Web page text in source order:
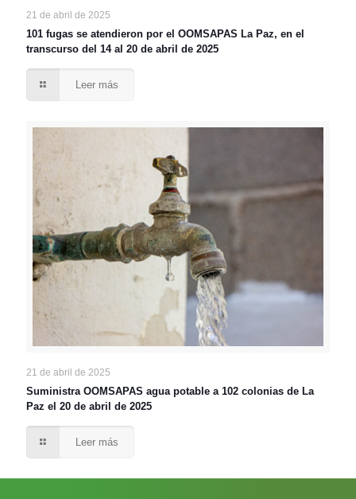
21 de abril de 2025
101 fugas se atendieron por el OOMSAPAS La Paz, en el
transcurso del 14 al 20 de abril de 2025
Leer más
21 de abril de 2025
Suministra OOMSAPAS agua potable a 102 colonias de La
Paz el 20 de abril de 2025
Leer más